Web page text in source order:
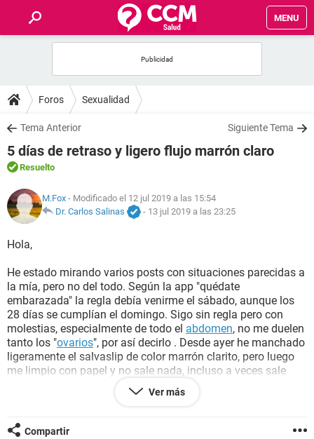
MENU
FOROS
SALUD
FAMILIA
NUTRICIÓN
SEXUALIDAD
GLOSARIO
Foros Sexualidad
Tema Anterior Siguiente Tema
5 días de retraso y ligero flujo marrón claro
Resuelto
M.Fox - Modificado el 12 jul 2019 a las 15:54
Dr. Carlos Salinas
- 13 jul 2019 a las 23:25
Hola,
He estado mirando varios posts con situaciones parecidas a
la mía, pero no del todo. Según la app "quédate
embarazada" la regla debía venirme el sábado, aunque los
28 días se cumplían el domingo. Sigo sin regla pero con
molestias, especialmente de todo el abdomen, no me duelen
tanto los "ovarios", por así decirlo . Desde ayer he manchado
ligeramente el salvaslip de color marrón clarito, pero luego
me limpio con papel y no sale nada, incluso a veces sale
flujo blanco. Estoy hecha un lío... soy muy regular y como
mucho se me ha retrasado 1 día.
Gracias
Ver más
Compartir